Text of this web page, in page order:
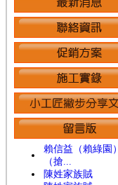
賴信益（賴綠園）
（搶...
陳姓家族賊